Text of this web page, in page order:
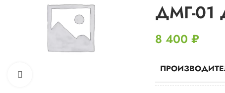
ДМГ-01
8 400 ₽